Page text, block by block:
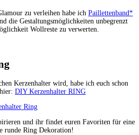
zu verleihen habe ich Paillettenband*
die Gestaltungsmöglichkeiten unbegrenzt
Wollreste zu verwerten.
Kerzenhalter wird, habe ich euch schon
DIY Kerzenhalter RING
und ihr findet euren Favoriten für eine
runde Ring Dekoration!